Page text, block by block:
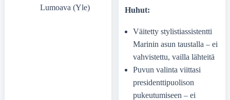
Lumoava (Yle)
Huhut:
Väitetty stylistiassistentti
Marinin asun taustalla – ei
vahvistettu, vailla lähteitä
Puvun valinta viittasi
presidenttipuolison
pukeutumiseen – ei